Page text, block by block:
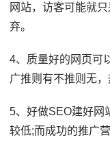
网站，访客可能就
弃。
4、质量好的网页可
广推则有不推则无，
5、好做SEO建好网
较低;而成功的推广